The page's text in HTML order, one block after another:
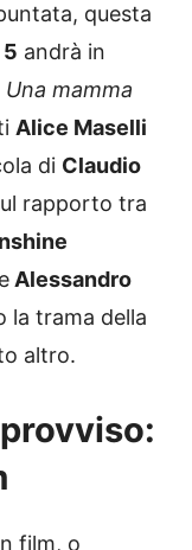
questa
5 andrà in
Una mamma
Alice Maselli
di Claudio
rapporto tra
eAlessandro
la trama della
altro.
film, o